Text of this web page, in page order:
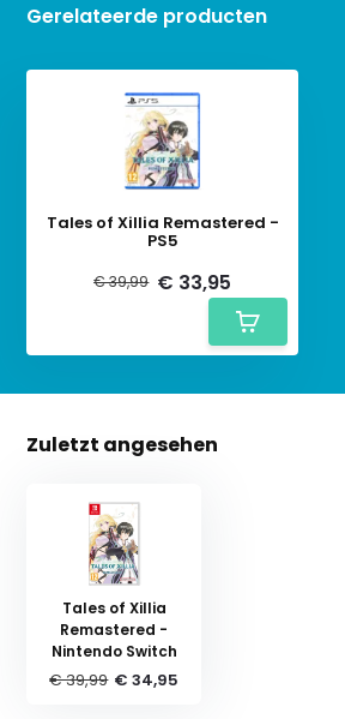
Gerelateerde producten
Tales of Xillia Remastered -
PS5
€ 39,99 € 33,95
Zuletzt angesehen
Tales of Xillia
Remastered -
Nintendo Switch
€ 39,99 € 34,95